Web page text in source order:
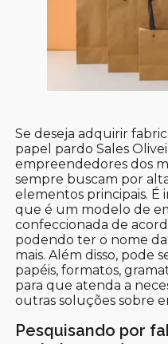
Se deseja adquirir
papel pardo Sales
empreendedores dos
sempre buscam por
elementos principais.
que é um modelo de
confeccionada de
podendo ter o nome
mais. Além disso, pode
papéis, formatos,
para que atenda a
outras soluções sobre
Pesquisando por